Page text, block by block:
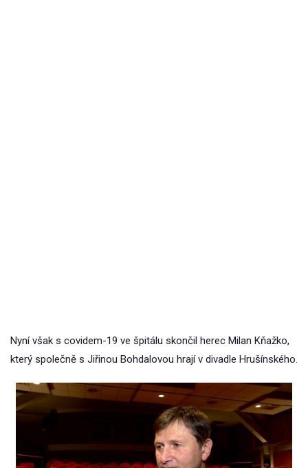
Nyní však s covidem-19 ve špitálu skončil herec Milan Kňažko,
který společně s Jiřinou Bohdalovou hrají v divadle Hrušínského.